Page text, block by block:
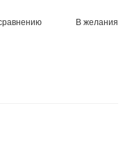
В желания